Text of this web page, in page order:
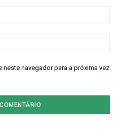
neste navegador para a próxima vez